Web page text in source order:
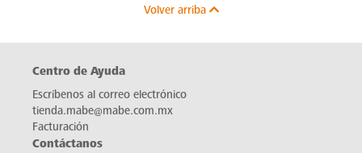
Volver arriba
Centro de Ayuda
Escríbenos al correo electrónico
tienda.mabe@mabe.com.mx
Facturación
Contáctanos